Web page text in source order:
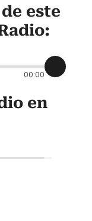
este
00:00
en